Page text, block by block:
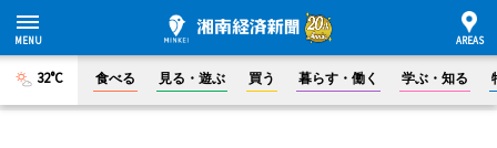
32°C 食べる 見る・遊ぶ 買う 暮らす・働く 学ぶ・知る